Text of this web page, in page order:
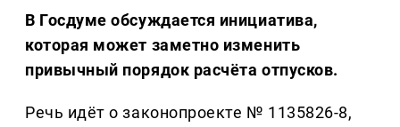
В Госдуме обсуждается инициатива,
которая может заметно изменить
привычный порядок расчёта отпусков.
Речь идёт о законопроекте № 1135826-8,